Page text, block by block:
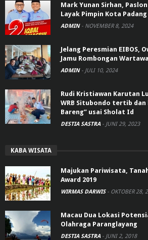
Mark Yunan Sirhan,
Layak Pimpin Kota Padang
ADMIN - NOVEMBER 8, 2024
Jelang Peresmian EIBOS,
Jamu Rombongan
ADMIN - JULI 10, 2024
Rudi Kristiawan Karutan
WRB Situbondo tertib
Bareng” usai Sholat Id
DESTIA SASTRA - JUNI 29, 2023
KABA WISATA
Majukan Pariwisata,
Award 2019
WIRMAS DARWIS - OKTOBER 28,
Macau Dua Lokasi
Olahraga Paranglayang
DESTIA SASTRA - JUNI 2, 2018